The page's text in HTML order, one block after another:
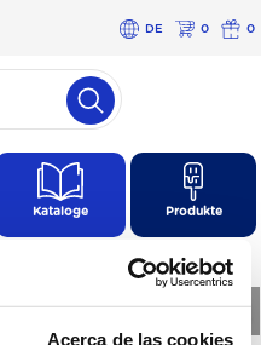
Acerca de las cookies
DE 0 0
Kataloge Produkte
❯